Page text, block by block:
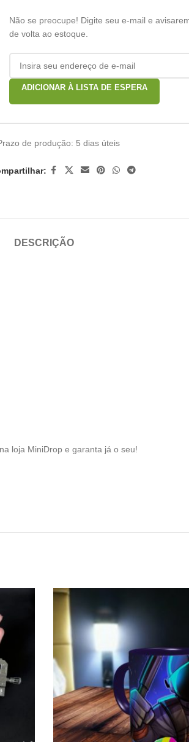
Não se preocupe! Digite seu e-mail e
de volta ao estoque.
ADICIONAR À LISTA DE ESPERA
de produção: 5 dias úteis
DESCRIÇÃO
loja MiniDrop e garanta já o seu!